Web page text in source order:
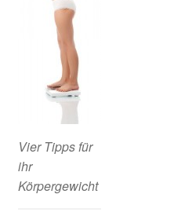
Vier Tipps für
ihr
Körpergewicht